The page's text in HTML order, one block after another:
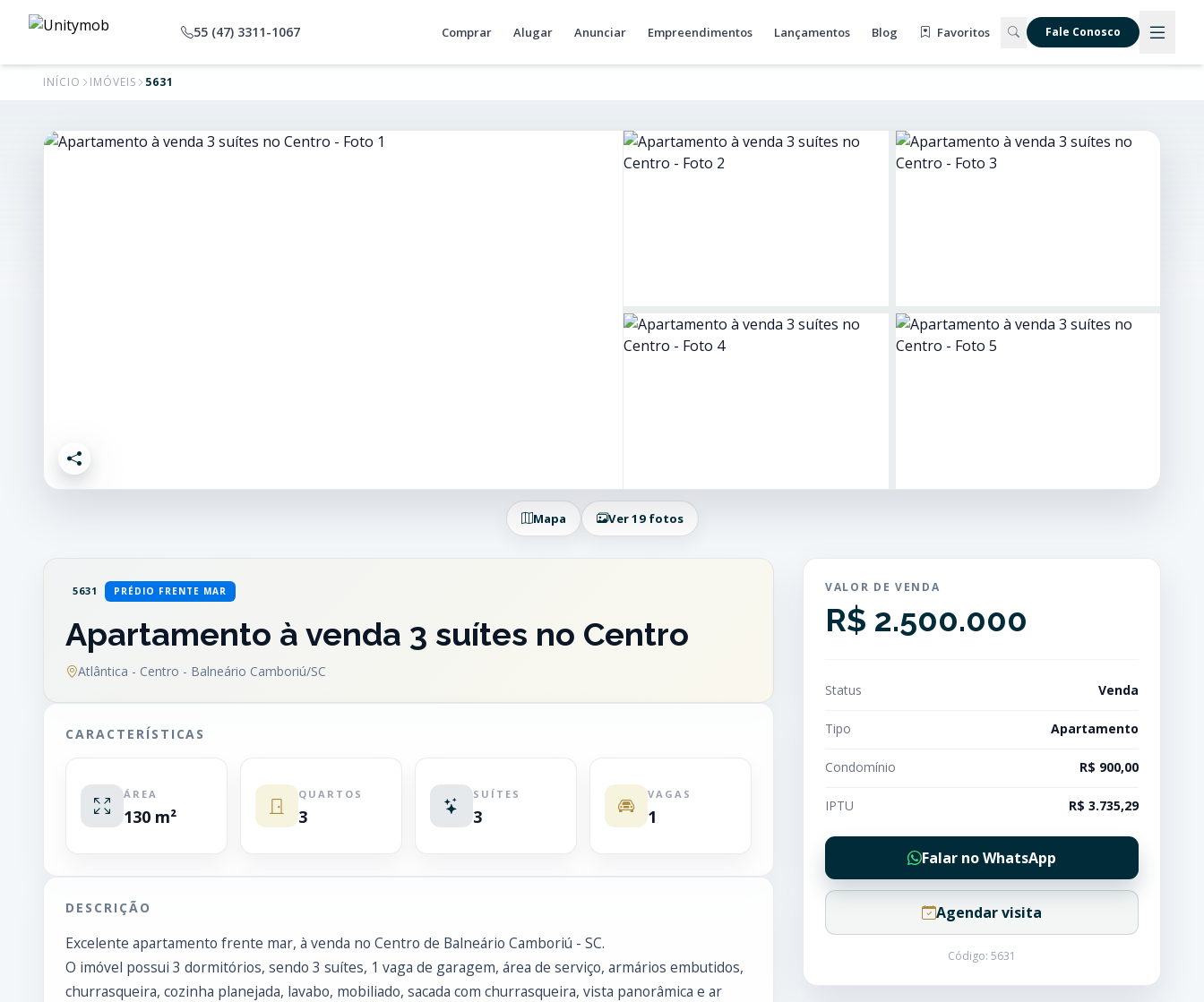
55 (47) 3311-1067 Comprar Alugar Anunciar Empreendimentos Lançamentos Blog Favoritos Fale Conosco
INÍCIO IMÓVEIS 5631
Mapa Ver 19 fotos
5631 PRÉDIO FRENTE MAR
Apartamento à venda 3 suítes no Centro
Atlântica - Centro - Balneário Camboriú/SC
CARACTERÍSTICAS
ÁREA
130 m²
QUARTOS
3
SUÍTES
3
VAGAS
1
DESCRIÇÃO
Excelente apartamento frente mar, à venda no Centro de Balneário Camboriú - SC.
O imóvel possui 3 dormitórios, sendo 3 suítes, 1 vaga de garagem, área de serviço, armários embutidos,
churrasqueira, cozinha planejada, lavabo, mobiliado, sacada com churrasqueira, vista panorâmica e ar
VALOR DE VENDA
R$ 2.500.000
Status Venda
Tipo Apartamento
Condomínio R$ 900,00
IPTU R$ 3.735,29
Falar no WhatsApp
Agendar visita
Código: 5631